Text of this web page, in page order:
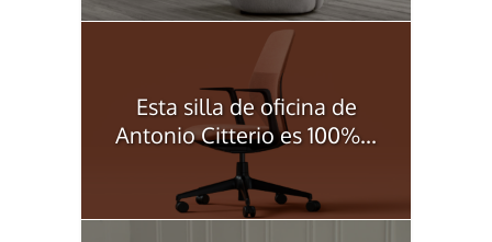
Esta silla de oficina de
Antonio Citterio es 100%...